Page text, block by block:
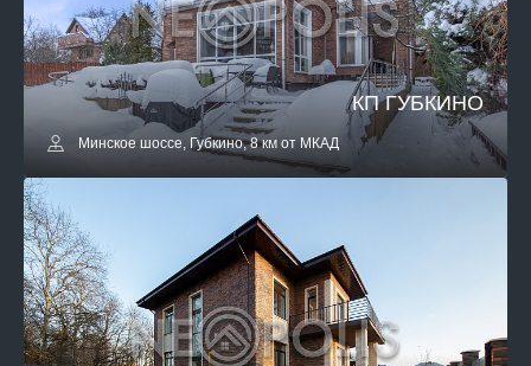
КП ГУБКИНО
Минское шоссе, Губкино, 8 км от МКАД